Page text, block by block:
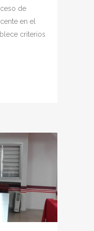
de
en el
criterios